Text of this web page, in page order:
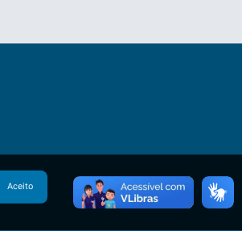
Aceito